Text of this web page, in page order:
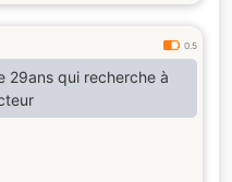
0.5
29ans qui recherche à